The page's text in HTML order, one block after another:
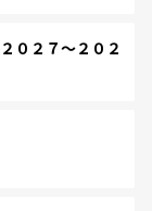
２７～２０２